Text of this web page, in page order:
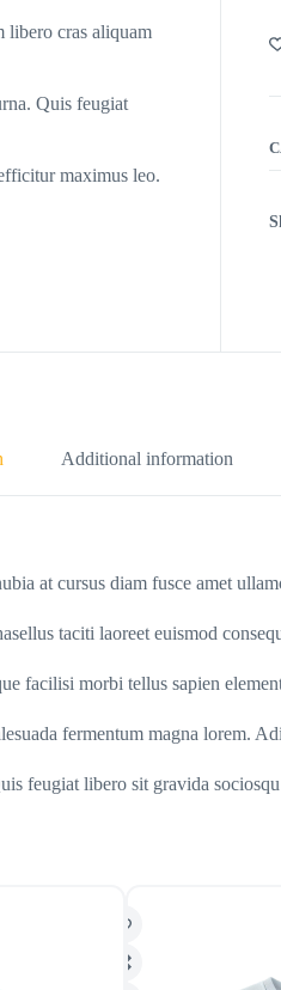
libero cras aliquam
Quis feugiat
maximus leo.
Additional information
at cursus diam fusce amet
taciti laoreet euismod
facilisi morbi tellus sapien
fermentum magna lorem.
feugiat libero sit gravida